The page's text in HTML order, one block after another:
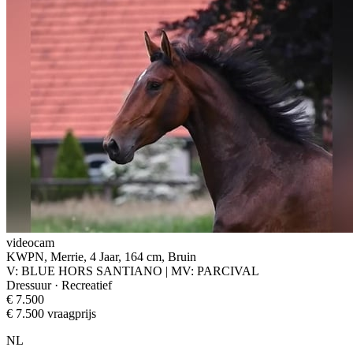
videocam
KWPN, Merrie, 4 Jaar, 164 cm, Bruin
V: BLUE HORS SANTIANO | MV: PARCIVAL
Dressuur · Recreatief
€ 7.500
€ 7.500 vraagprijs
NL